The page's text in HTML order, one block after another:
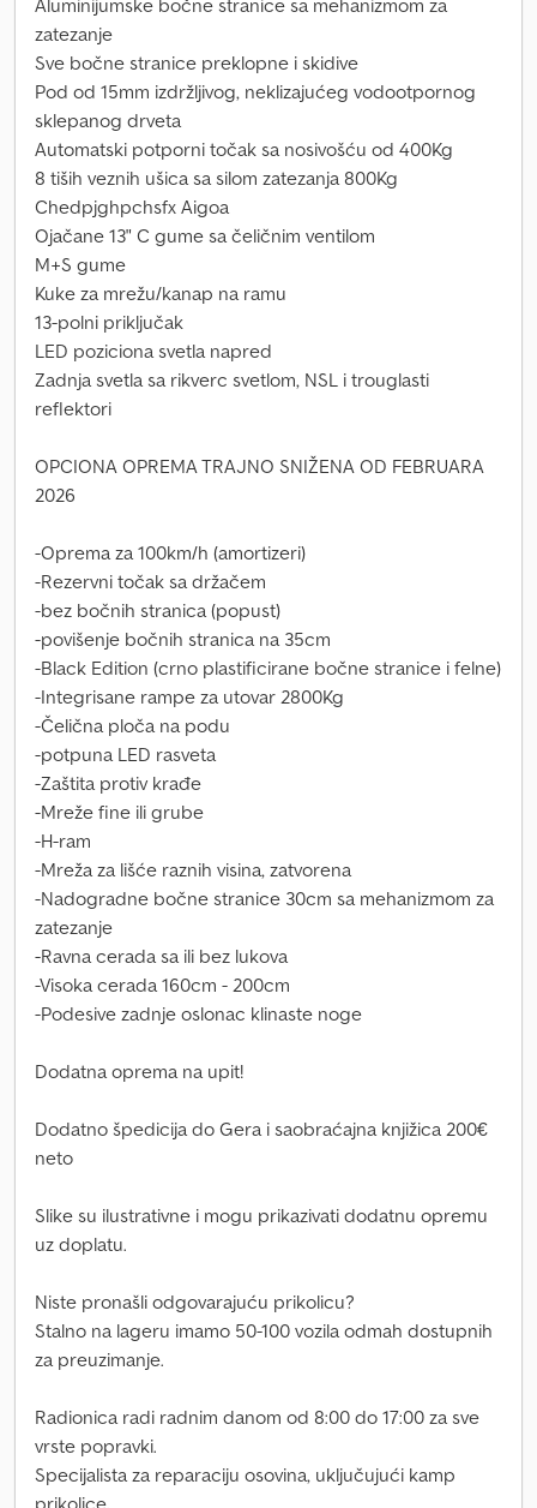
Aluminijumske bočne stranice sa mehanizmom za
zatezanje
Sve bočne stranice preklopne i skidive
Pod od 15mm izdržljivog, neklizajućeg vodootpornog
sklepanog drveta
Automatski potporni točak sa nosivošću od 400Kg
8 tiših veznih ušica sa silom zatezanja 800Kg
Chedpjghpchsfx Aigoa
Ojačane 13" C gume sa čeličnim ventilom
M+S gume
Kuke za mrežu/kanap na ramu
13-polni priključak
LED poziciona svetla napred
Zadnja svetla sa rikverc svetlom, NSL i trouglasti
reflektori
OPCIONA OPREMA TRAJNO SNIŽENA OD FEBRUARA
2026
-Oprema za 100km/h (amortizeri)
-Rezervni točak sa držačem
-bez bočnih stranica (popust)
-povišenje bočnih stranica na 35cm
-Black Edition (crno plastificirane bočne stranice i felne)
-Integrisane rampe za utovar 2800Kg
-Čelična ploča na podu
-potpuna LED rasveta
-Zaštita protiv krađe
-Mreže fine ili grube
-H-ram
-Mreža za lišće raznih visina, zatvorena
-Nadogradne bočne stranice 30cm sa mehanizmom za
zatezanje
-Ravna cerada sa ili bez lukova
-Visoka cerada 160cm - 200cm
-Podesive zadnje oslonac klinaste noge
Dodatna oprema na upit!
Dodatno špedicija do Gera i saobraćajna knjižica 200€
neto
Slike su ilustrativne i mogu prikazivati dodatnu opremu
uz doplatu.
Niste pronašli odgovarajuću prikolicu?
Stalno na lageru imamo 50-100 vozila odmah dostupnih
za preuzimanje.
Radionica radi radnim danom od 8:00 do 17:00 za sve
vrste popravki.
Specijalista za reparaciju osovina, uključujući kamp
prikolice.